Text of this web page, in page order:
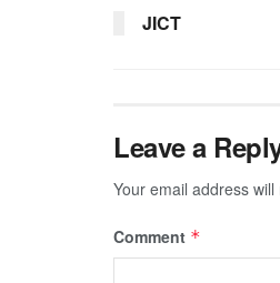
JICT
Leave a
Your email address
Comment *